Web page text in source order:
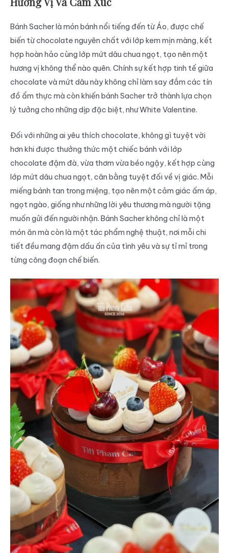
Bánh Sacher là món bánh nổi tiếng đến từ Áo, được chế
biến từ chocolate nguyên chất với lớp kem mịn màng, kết
hợp hoàn hảo cùng lớp mứt dâu chua ngọt, tạo nên một
hương vị không thể nào quên. Chính sự kết hợp tinh tế giữa
chocolate và mứt dâu này không chỉ làm say đắm các tín
đồ ẩm thực mà còn khiến bánh Sacher trở thành lựa chọn
lý tưởng cho những dịp đặc biệt, như White Valentine.
Đối với những ai yêu thích chocolate, không gì tuyệt vời
hơn khi được thưởng thức một chiếc bánh với lớp
chocolate đậm đà, vừa thơm vừa béo ngậy, kết hợp cùng
lớp mứt dâu chua ngọt, cân bằng tuyệt đối về vị giác. Mỗi
miếng bánh tan trong miệng, tạo nên một cảm giác ấm áp,
ngọt ngào, giống như những lời yêu thương mà người tặng
muốn gửi đến người nhận. Bánh Sacher không chỉ là một
món ăn mà còn là một tác phẩm nghệ thuật, nơi mỗi chi
tiết đều mang đậm dấu ấn của tình yêu và sự tỉ mỉ trong
từng công đoạn chế biến.